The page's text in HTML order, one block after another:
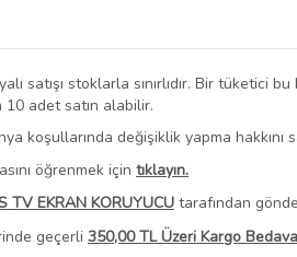
satışı stoklarla sınırlıdır. Bir tüketici
adet satın alabilir.
koşullarında değişiklik yapma hakkını
öğrenmek için tıklayın.
TV EKRAN KORUYUCU tarafından
geçerli 350,00 TL Üzeri Kargo Bedava